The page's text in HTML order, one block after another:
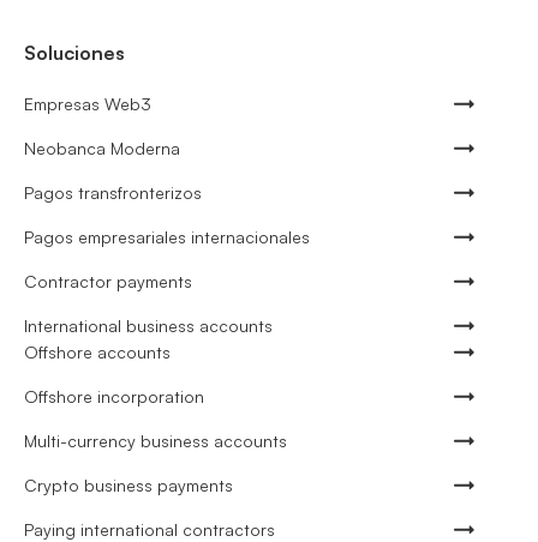
Soluciones
Empresas Web3
Neobanca Moderna
Pagos transfronterizos
Pagos empresariales internacionales
Contractor payments
International business accounts
Offshore accounts
Offshore incorporation
Multi-currency business accounts
Crypto business payments
Paying international contractors